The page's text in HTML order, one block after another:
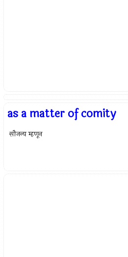
as a matter of comity
सौजन्य म्हणून